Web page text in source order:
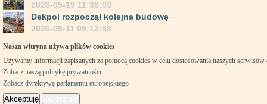
2026-05-19 11:36:03
Dekpol rozpoczął kolejną budowę
2026-05-11 05:12:58
Nasza witryna używa plików cookies
Używamy informacji zapisanych za pomocą cookies w celu dostosowania naszych
Zobacz naszą politykę prywatności
Zobacz dyrektywę parlamentu europejskiego
Akceptuję